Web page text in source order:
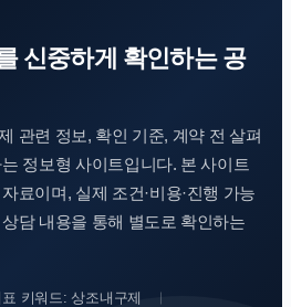
신중하게 확인하는 공
관련 정보, 확인 기준, 계약 전 살펴
정보형 사이트입니다. 본 사이트
료이며, 실제 조건·비용·진행 가능
담 내용을 통해 별도로 확인하는
키워드: 상조내구제